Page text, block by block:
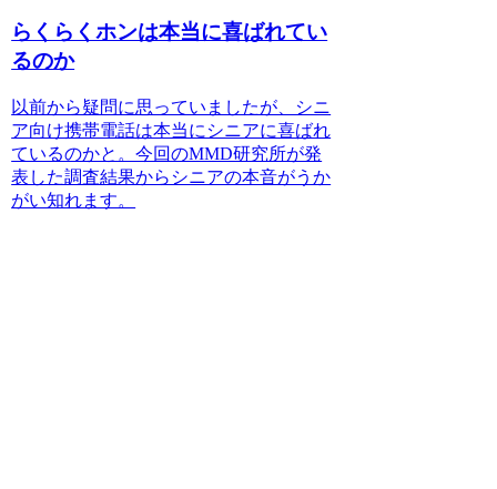
らくらくホンは本当に喜ばれてい
るのか
以前から疑問に思っていましたが、シニ
ア向け携帯電話は本当にシニアに喜ばれ
ているのかと。今回のMMD研究所が発
表した調査結果からシニアの本音がうか
がい知れます。